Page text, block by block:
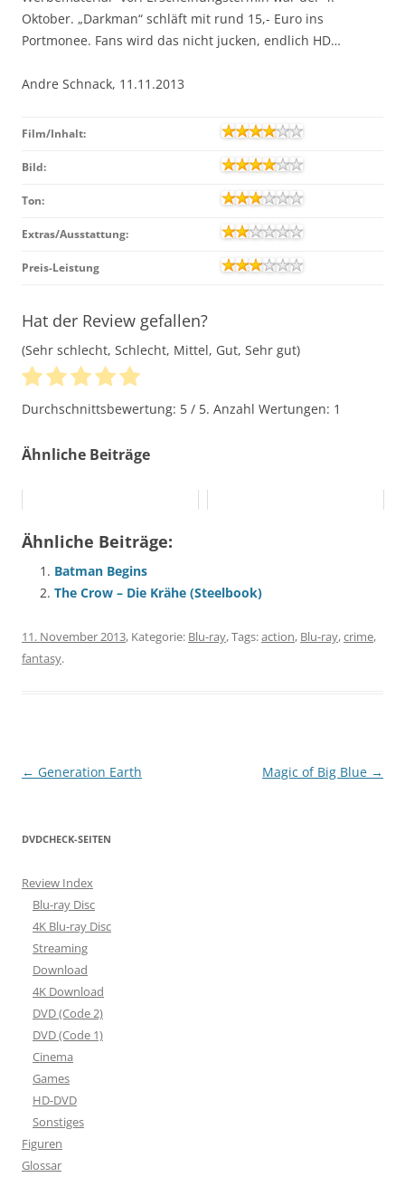
Oktober. „Darkman“ schläft mit rund 15,- Euro ins
Portmonee. Fans wird das nicht jucken, endlich HD…
Andre Schnack, 11.11.2013
Film/Inhalt:
Bild:
Ton:
Extras/Ausstattung:
Preis-Leistung
Hat der Review gefallen?
(Sehr schlecht, Schlecht, Mittel, Gut, Sehr gut)
Durchschnittsbewertung: 5 / 5. Anzahl Wertungen: 1
Ähnliche Beiträge
Ähnliche Beiträge:
Batman Begins
The Crow – Die Krähe (Steelbook)
11. November 2013, Kategorie: Blu-ray, Tags:action, Blu-ray,crime,
fantasy.
Beitragsnavigation
← Generation Earth Magic of Big Blue →
DVDCHECK-SEITEN
Review Index
Blu-ray Disc
4K Blu-ray Disc
Streaming
Download
4K Download
DVD (Code 2)
DVD (Code 1)
Cinema
Games
HD-DVD
Sonstiges
Figuren
Glossar